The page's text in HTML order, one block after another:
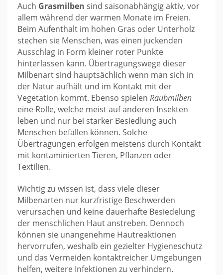
Auch Grasmilben sind saisonabhängig aktiv, vor
allem während der warmen Monate im Freien.
Beim Aufenthalt im hohen Gras oder Unterholz
stechen sie Menschen, was einen juckenden
Ausschlag in Form kleiner roter Punkte
hinterlassen kann. Übertragungswege dieser
Milbenart sind hauptsächlich wenn man sich in
der Natur aufhält und im Kontakt mit der
Vegetation kommt. Ebenso spielen Raubmilben
eine Rolle, welche meist auf anderen Insekten
leben und nur bei starker Besiedlung auch
Menschen befallen können. Solche
Übertragungen erfolgen meistens durch Kontakt
mit kontaminierten Tieren, Pflanzen oder
Textilien.
Wichtig zu wissen ist, dass viele dieser
Milbenarten nur kurzfristige Beschwerden
verursachen und keine dauerhafte Besiedelung
der menschlichen Haut anstreben. Dennoch
können sie unangenehme Hautreaktionen
hervorrufen, weshalb ein gezielter Hygieneschutz
und das Vermeiden kontaktreicher Umgebungen
helfen, weitere Infektionen zu verhindern.